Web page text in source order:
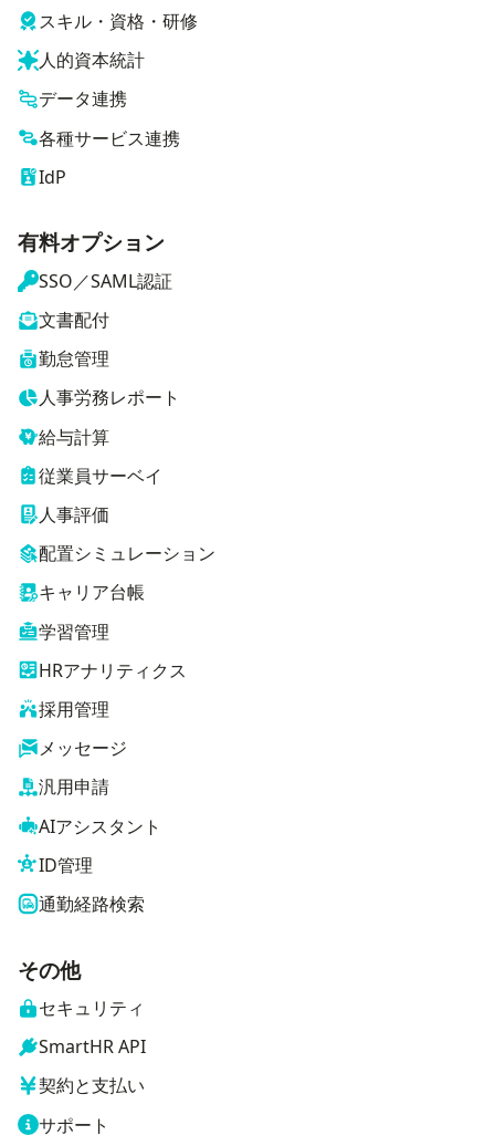
スキル・資格・研修
人的資本統計
データ連携
各種サービス連携
IdP
有料オプション
SSO／SAML認証
文書配付
勤怠管理
人事労務レポート
給与計算
従業員サーベイ
人事評価
配置シミュレーション
キャリア台帳
学習管理
HRアナリティクス
採用管理
メッセージ
汎用申請
AIアシスタント
ID管理
通勤経路検索
その他
セキュリティ
SmartHR API
契約と支払い
サポート